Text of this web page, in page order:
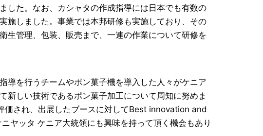
した。なお、カシャタの作成指導には日本でも有数の
施しました。事業では本邦研修も実施しており、その
生管理、包装、販売まで、一連の作業について研修を
導を行うチームやポン菓子機を導入した人々がケニア
新しい技術であるポン菓子加工について周知に努めま
価され、出展したブースに対してBest innovation and
ヤッタ ケニア大統領にも興味を持って頂く機会もあり